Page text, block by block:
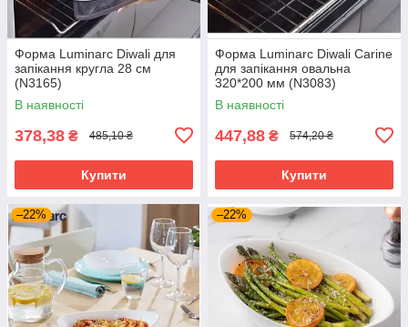
Форма Luminarc Diwali для
запікання кругла 28 см
(N3165)
В наявності
378,38 ₴ 485,10 ₴
Купити
Форма Luminarc Diwali Carine
для запікання овальна
320*200 мм (N3083)
В наявності
447,88 ₴ 574,20 ₴
Купити
–22% –22%